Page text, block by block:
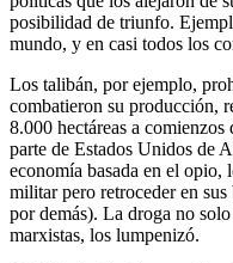
posibilidad de triunfo.
mundo, y en casi todos los
Los talibán, por ejemplo,
combatieron su producción,
8.000 hectáreas a
parte de Estados Unidos de
economía basada en el opio,
militar pero retroceder en
por demás). La droga no
marxistas, los lumpenizó.